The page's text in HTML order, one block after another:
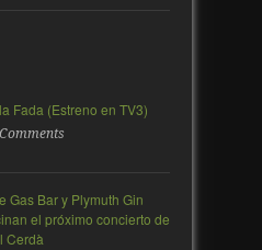
Fada (Estreno en TV3)
Gas Bar y Plymuth Gin
el próximo concierto de
Cerdà